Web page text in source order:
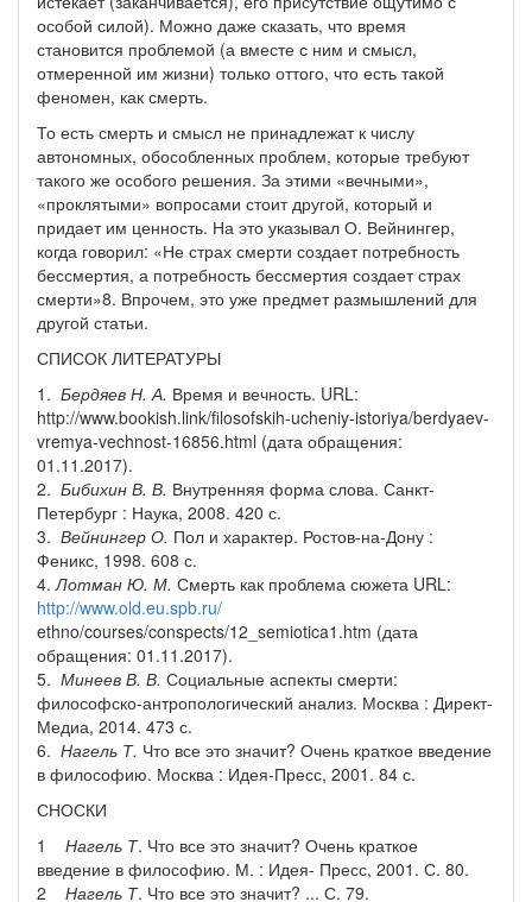
особой силой). Можно даже сказать, что время
становится проблемой (а вместе с ним и смысл,
отмеренной им жизни) только оттого, что есть такой
феномен, как смерть.
То есть смерть и смысл не принадлежат к числу
автономных, обособленных проблем, которые требуют
такого же особого решения. За этими «вечными»,
«проклятыми» вопросами стоит другой, который и
придает им ценность. На это указывал О. Вейнингер,
когда говорил: «Не страх смерти создает потребность
бессмертия, а потребность бессмертия создает страх
смерти»8. Впрочем, это уже предмет размышлений для
другой статьи.
СПИСОК ЛИТЕРАТУРЫ
1. Бердяев Н. А. Время и вечность. URL:
http://www.bookish.link/filosofskih-ucheniy-istoriya/berdyaev-
vremya-vechnost-16856.html (дата обращения:
01.11.2017).
2. Бибихин В. В. Внутренняя форма слова. Санкт-
Петербург : Наука, 2008. 420 с.
3. Вейнингер О. Пол и характер. Ростов-на-Дону :
Феникс, 1998. 608 с.
4.Лотман Ю. М. Смерть как проблема сюжета URL:
http://www.old.eu.spb.ru/
ethno/courses/conspects/12_semiotica1.htm (дата
обращения: 01.11.2017).
5. Минеев В. В. Социальные аспекты смерти:
философско-антропологический анализ. Москва : Директ-
Медиа, 2014. 473 с.
6. Нагель Т. Что все это значит? Очень краткое введение
в философию. Москва : Идея-Пресс, 2001. 84 с.
СНОСКИ
1 Нагель Т. Что все это значит? Очень краткое
введение в философию. М. : Идея- Пресс, 2001. С. 80.
2 Нагель Т. Что все это значит? ... С. 79.